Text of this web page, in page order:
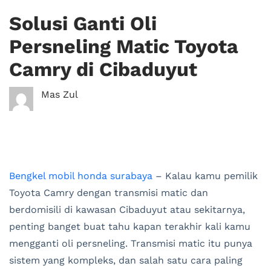
Solusi Ganti Oli
Persneling Matic Toyota
Camry di Cibaduyut
Mas Zul
Bengkel mobil honda surabaya – Kalau kamu pemilik
Toyota Camry dengan transmisi matic dan
berdomisili di kawasan Cibaduyut atau sekitarnya,
penting banget buat tahu kapan terakhir kali kamu
mengganti oli persneling. Transmisi matic itu punya
sistem yang kompleks, dan salah satu cara paling